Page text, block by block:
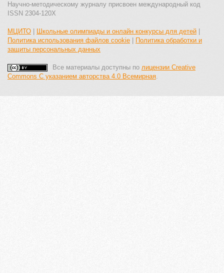
Научно-методическому журналу присвоен международный код
ISSN 2304-120X
МЦИТО Школьные олимпиады и онлайн конкурсы для детей
Политика использования файлов cookie
Политика обработки и
защиты персональных данных
Все материалы доступны по лицензии Creative
Commons С указанием авторства 4.0 Всемирная.